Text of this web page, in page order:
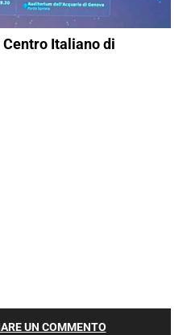
Italiano di
UN COMMENTO